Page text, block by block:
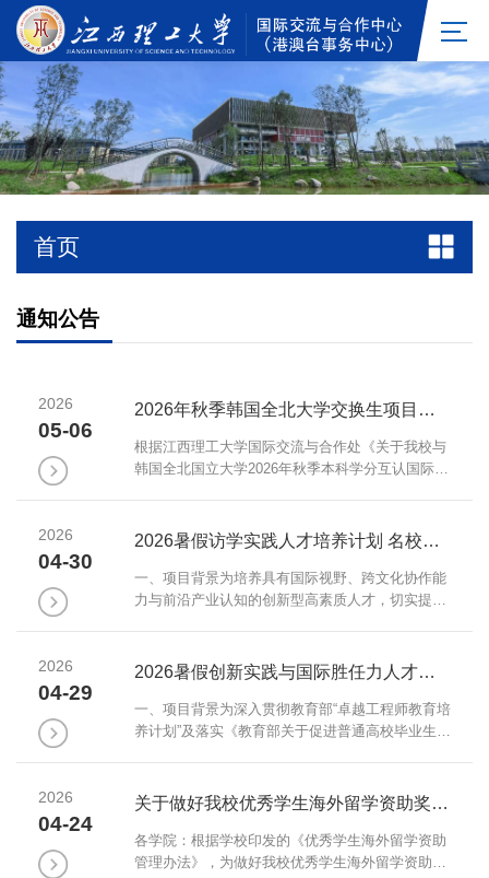
首页
通知公告
2026
05-06
2026年秋季韩国全北大学交换生项目名单公示
根据江西理工大学国际交流与合作处《关于我校与
韩国全北国立大学2026年秋季本科学分互认国际交
颖为2026年秋季韩国全北大学交换生项目的交换生
人选，现予以公示，公示时间为2026年5月6日至11
日。附表： 2026年秋季韩国全北
大学交换生项目交换生录取名单序号姓名学院班级
2026
04-30
2026暑假访学实践人才培养计划 名校进名企-韩国/新加坡/美国项目
一、项目背景为培养具有国际视野、跨文化协作能
力与前沿产业认知的创新型高素质人才，切实提升
计划——名校进名企-韩国/新加坡/美国项目”。项目
旨在为在校学生提供更加多元化及更具国际竞争力
的教育和实践机会，是一个普适于任何专业年级的
学习实践类项目。二、项目概览（一）名校进名企-
2026
04-29
2026暑假创新实践与国际胜任力人才培养计划 卓越工程师香港项目/国际组织实习生预备营（上海+扬州）项目
一、项目背景为深入贯彻教育部“卓越工程师教育培
养计划”及落实《教育部关于促进普通高校毕业生到
野、实践能力与创新素养，上海赴外文化交流中心
现推出多方向实践育人项目。项目涵盖两个方向：
一是“卓越工程师教育培养计划-创新实践（中国香
港）项目”，聚焦人工智能与机器人等前沿领域，强
2026
04-24
关于做好我校优秀学生海外留学资助奖学金评选工作的通知
各学院：根据学校印发的《优秀学生海外留学资助
管理办法》，为做好我校优秀学生海外留学资助奖